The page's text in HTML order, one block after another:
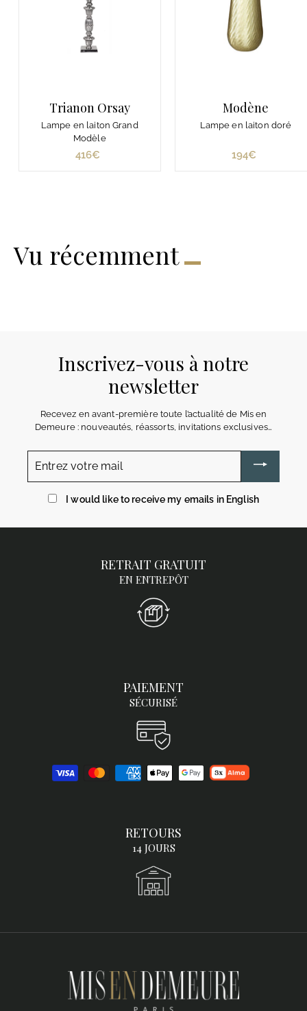
Trianon Orsay
Lampe en laiton Grand
Modèle
416€
Modène
Lampe en laiton doré
194€
Vu récemment
Inscrivez-vous à notre
newsletter
Recevez en avant-première toute l’actualité de Mis en
Demeure : nouveautés, réassorts, invitations exclusives…
I would like to receive my emails in English
RETRAIT GRATUIT
EN ENTREPÔT
PAIEMENT
SÉCURISÉ
RETOURS
14 JOURS